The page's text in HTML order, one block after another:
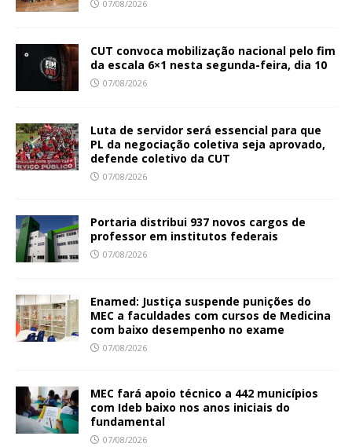
07/08/2026
CUT convoca mobilização nacional pelo fim
da escala 6×1 nesta segunda-feira, dia 10
07/08/2026
Luta de servidor será essencial para que
PL da negociação coletiva seja aprovado,
defende coletivo da CUT
07/08/2026
Portaria distribui 937 novos cargos de
professor em institutos federais
07/08/2026
Enamed: Justiça suspende punições do
MEC a faculdades com cursos de Medicina
com baixo desempenho no exame
07/08/2026
MEC fará apoio técnico a 442 municípios
com Ideb baixo nos anos iniciais do
fundamental
07/08/2026